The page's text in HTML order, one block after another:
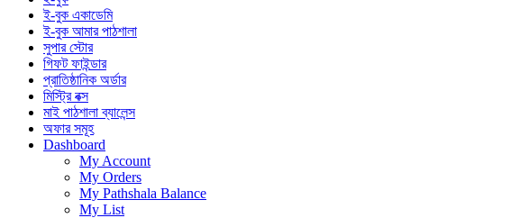
ই-বুক একাডেমি
ই-বুক আমার পাঠশালা
সুপার ‍স্টোর
গিফট ফাইন্ডার
প্রাতিষ্ঠানিক অর্ডার
মিস্ট্রি বক্স
মাই পাঠশালা ব্যালেন্স
অফার সমূহ
Dashboard
My Account
My Orders
My Pathshala Balance
My List